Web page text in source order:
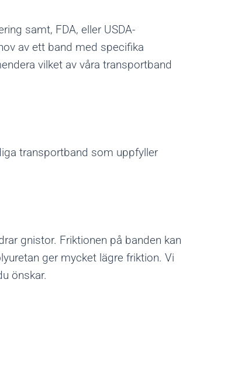
samt, FDA, eller USDA-
av ett band med specifika
vilket av våra transportband
transportband som uppfyller
gnistor. Friktionen på banden kan
ger mycket lägre friktion. Vi
önskar.